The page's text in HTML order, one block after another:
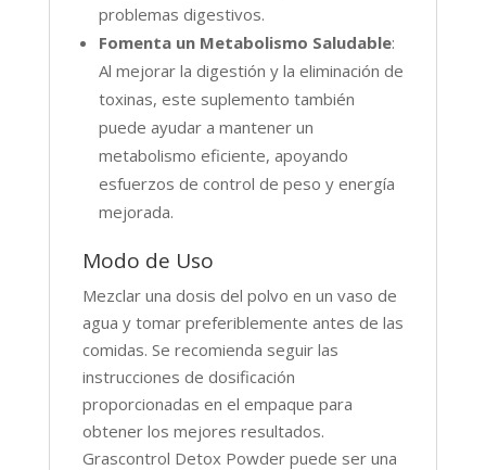
problemas digestivos.
Fomenta un Metabolismo Saludable:
Al mejorar la digestión y la eliminación de
toxinas, este suplemento también
puede ayudar a mantener un
metabolismo eficiente, apoyando
esfuerzos de control de peso y energía
mejorada.
Modo de Uso
Mezclar una dosis del polvo en un vaso de
agua y tomar preferiblemente antes de las
comidas. Se recomienda seguir las
instrucciones de dosificación
proporcionadas en el empaque para
obtener los mejores resultados.
Grascontrol Detox Powder puede ser una